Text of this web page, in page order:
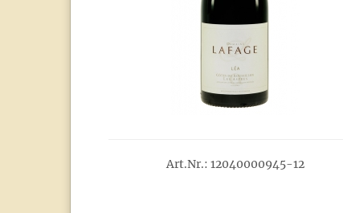
Art.Nr.: 12040000945-12